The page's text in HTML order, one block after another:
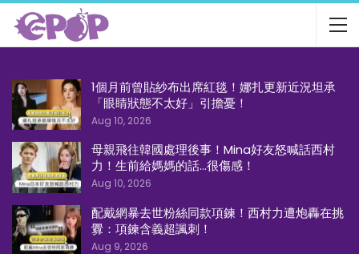
1個月前曾貼紗布出席紅毯！娜扎更新近況坦承
「眼睛狀態不太好」引擔憂！
Aug 10, 2026
母親飛往韓國處理後事！Mina好友怒喊話西村
力！生前給媽媽的話…很傷感！
Aug 10, 2026
配戴網暴去世粉絲同款項鍊！西村力遭炮轟在挑
釁：項鍊含義超諷刺！
Aug 9, 2026